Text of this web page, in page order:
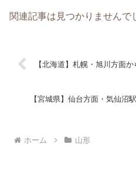
関連記事は見つかりませんで
【北海道】札幌・旭川方面
【宮城県】仙台方面・気仙沼
ホーム 山形